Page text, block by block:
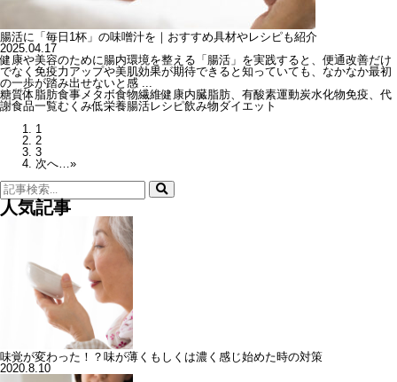
腸活に「毎日1杯」の味噌汁を｜おすすめ具材やレシピも紹介
2025.04.17
健康や美容のために腸内環境を整える「腸活」を実践すると、便通改善だけ
でなく免疫力アップや美肌効果が期待できると知っていても、なかなか最初
の一歩が踏み出せないと感 ...
糖質体脂肪食事メタボ食物繊維健康内臓脂肪、有酸素運動炭水化物免疫、代
謝食品一覧むくみ低栄養腸活レシピ飲み物ダイエット
1
2
3
次へ…»
検
索:
人気記事
味覚が変わった！？味が薄くもしくは濃く感じ始めた時の対策
2020.8.10